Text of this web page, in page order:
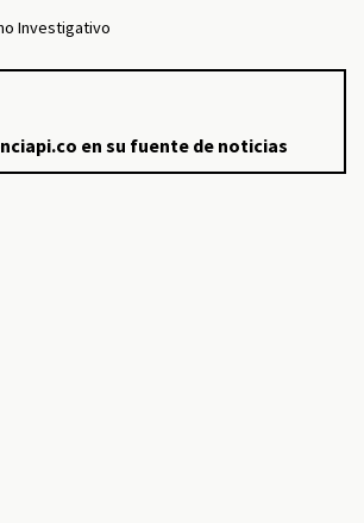
Investigativo
en su fuente de noticias